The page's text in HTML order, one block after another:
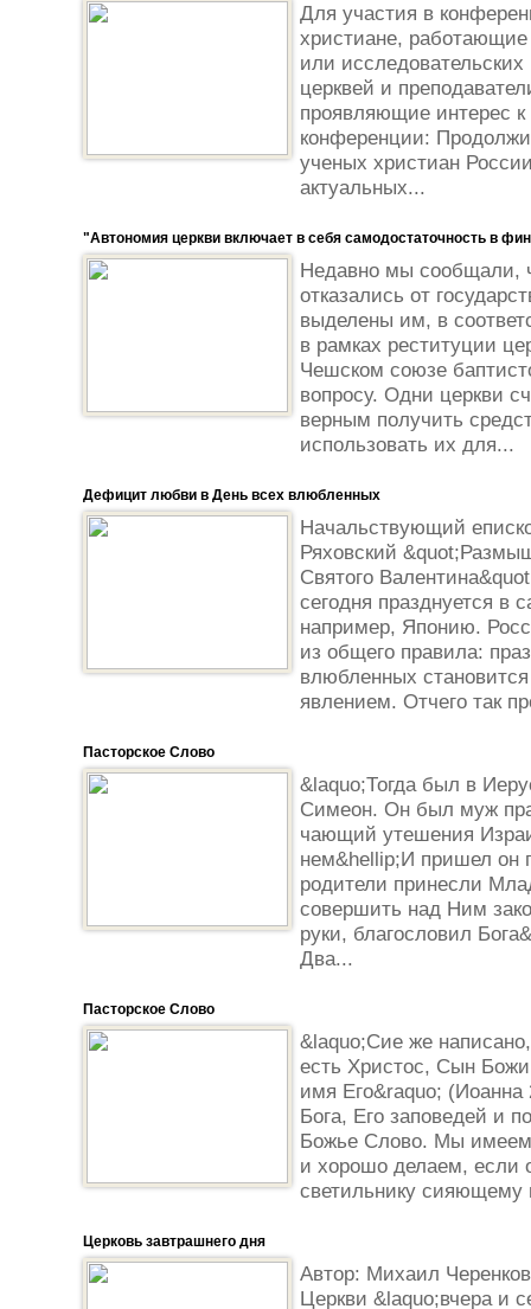
Для участия в
христиане, работающие
или
церквей и
проявляющие интерес
конференции:
ученых христиан
актуальных...
"Автономия церкви включает в себя самодостаточность в
Недавно мы сообщали,
отказались от
выделены им, в
в рамках реституции
Чешском союзе
вопросу. Одни церкви
верным получить
использовать их для...
Дефицит любви в День всех влюбленных
Начальствующий
Ряховский
Святого
сегодня празднуется в
например, Японию.
из общего правила:
влюбленных
явлением. Отчего так
Пасторское Слово
&laquo;Тогда был в
Симеон. Он был муж
чающий утешения
нем&hellip;И пришел он
родители принесли
совершить над Ним
руки, благословил
Два...
Пасторское Слово
&laquo;Сие же
есть Христос, Сын
имя Его&raquo;
Бога, Его заповедей и
Божье Слово. Мы имеем
и хорошо делаем, если
светильнику сияющему
Церковь завтрашнего дня
Автор: Михаил
Церкви &laquo;вчера и